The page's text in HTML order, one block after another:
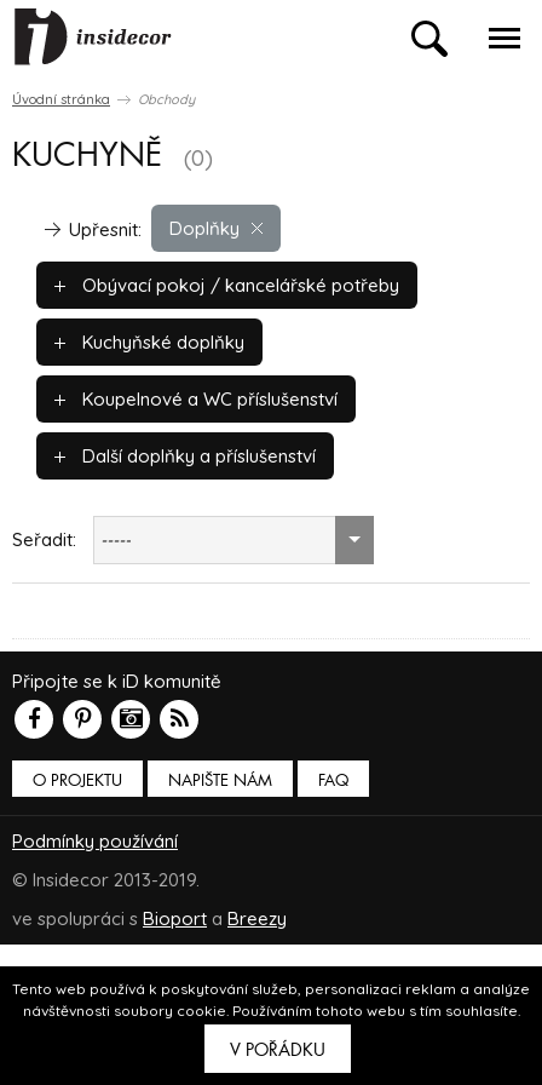
Tento web používá k poskytování služeb, personalizaci reklam a analýze
návštěvnosti soubory cookie. Používáním tohoto webu s tím souhlasíte.
V POŘÁDKU
Úvodní stránka Obchody
KUCHYNĚ (0)
Doplňky
Upřesnit:
Obývací pokoj / kancelářské potřeby
Kuchyňské doplňky
Koupelnové a WC příslušenství
Další doplňky a příslušenství
Seřadit: -----
O PROJEKTU NAPIŠTE NÁM
Připojte se k iD komunitě
FAQ
Podmínky používání
© Insidecor 2013-2019.
ve spolupráci s Bioport a Breezy